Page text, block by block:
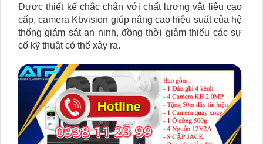
Được thiết kế chắc chắn với chất lượng vật liệu cao
cấp, camera Kbvision giúp nâng cao hiệu suất của hệ
thống giám sát an ninh, đồng thời giảm thiểu các sự
cố kỹ thuật có thể xảy ra.